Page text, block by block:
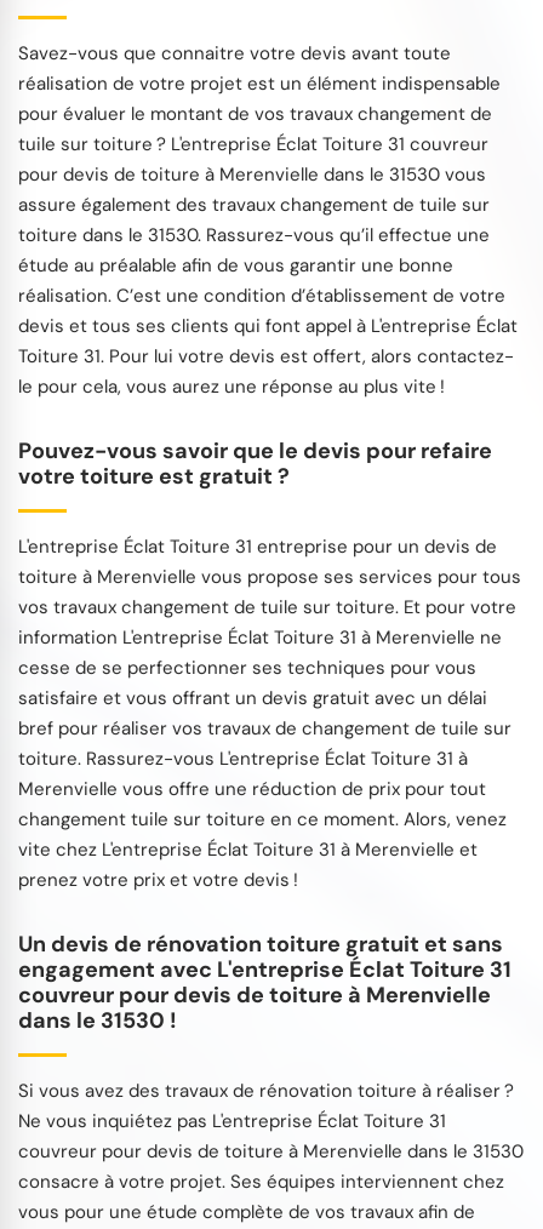
Savez-vous que connaitre votre devis avant toute
réalisation de votre projet est un élément indispensable
pour évaluer le montant de vos travaux changement de
tuile sur toiture ? L'entreprise Éclat Toiture 31 couvreur
pour devis de toiture à Merenvielle dans le 31530 vous
assure également des travaux changement de tuile sur
toiture dans le 31530. Rassurez-vous qu’il effectue une
étude au préalable afin de vous garantir une bonne
réalisation. C’est une condition d’établissement de votre
devis et tous ses clients qui font appel à L'entreprise Éclat
Toiture 31. Pour lui votre devis est offert, alors contactez-
le pour cela, vous aurez une réponse au plus vite !
Pouvez-vous savoir que le devis pour refaire
votre toiture est gratuit ?
L'entreprise Éclat Toiture 31 entreprise pour un devis de
toiture à Merenvielle vous propose ses services pour tous
vos travaux changement de tuile sur toiture. Et pour votre
information L'entreprise Éclat Toiture 31 à Merenvielle ne
cesse de se perfectionner ses techniques pour vous
satisfaire et vous offrant un devis gratuit avec un délai
bref pour réaliser vos travaux de changement de tuile sur
toiture. Rassurez-vous L'entreprise Éclat Toiture 31 à
Merenvielle vous offre une réduction de prix pour tout
changement tuile sur toiture en ce moment. Alors, venez
vite chez L'entreprise Éclat Toiture 31 à Merenvielle et
prenez votre prix et votre devis !
Un devis de rénovation toiture gratuit et sans
engagement avec L'entreprise Éclat Toiture 31
couvreur pour devis de toiture à Merenvielle
dans le 31530 !
Si vous avez des travaux de rénovation toiture à réaliser ?
Ne vous inquiétez pas L'entreprise Éclat Toiture 31
couvreur pour devis de toiture à Merenvielle dans le 31530
consacre à votre projet. Ses équipes interviennent chez
vous pour une étude complète de vos travaux afin de